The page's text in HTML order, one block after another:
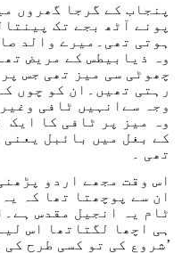
پنجاب کے گرجا گھروں
پونے آٹھ بجے تک
ہوتی تھی۔میرے والد
وہ ذیابیطس کے مریض
چھوٹی سی میز تھی جس
رہتی تھیں۔ان کو چوں
وجہ سےانہیں ٹافی
وہ میز پر ٹافی کا ایک
کے بغل میں بائبل
تھی ۔
اس وقت مجھے اردو
ان سے پوچھتا تھا کہ
ٹام یہ انجیل مقدس
ہی اچھا لگتاتھا اس
شروع کی تو کسی طرح کی پریشانی نہیں ہوئی۔’